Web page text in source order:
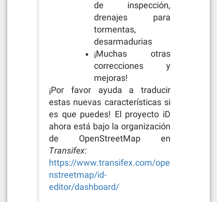
de inspección,
drenajes para
tormentas,
desarmadurias
¡Muchas otras
correcciones y
mejoras!
¡Por favor ayuda a traducir
estas nuevas características si
es que puedes! El proyecto iD
ahora está bajo la organización
de OpenStreetMap en
Transifex:
https://www.transifex.com/ope
nstreetmap/id-
editor/dashboard/